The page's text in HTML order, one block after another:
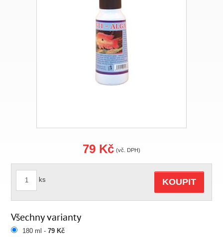
79 Kč (vč. DPH)
ks KOUPIT
Všechny varianty
180 ml -79 Kč